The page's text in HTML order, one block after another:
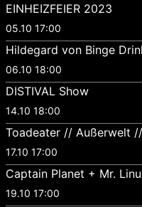
EINHEIZFEIER 2023
05.10 17:00
Hildegard von Binge
06.10 18:00
DISTIVAL Show
14.10 18:00
Toadeater // Außerwelt
17.10 17:00
Captain Planet + Mr.
19.10 17:00